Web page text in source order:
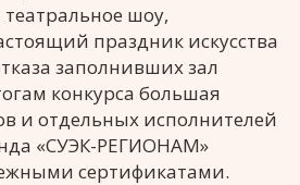
театральное шоу,
праздник искусства
заполнивших зал
конкурса большая
и отдельных исполнителей
«СУЭК-РЕГИОНАМ»
сертификатами.